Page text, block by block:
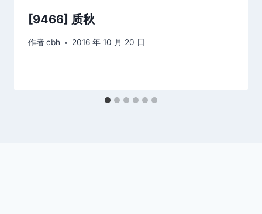
[9466] 质秋
作者cbh 2016 年 10 月 20 日